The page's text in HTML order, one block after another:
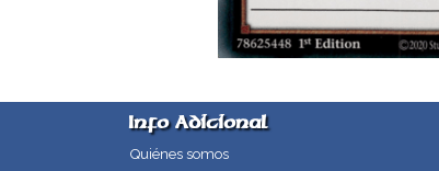
Info Adicional
Quiénes somos